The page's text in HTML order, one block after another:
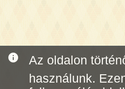
info
Az oldalon
használunk.